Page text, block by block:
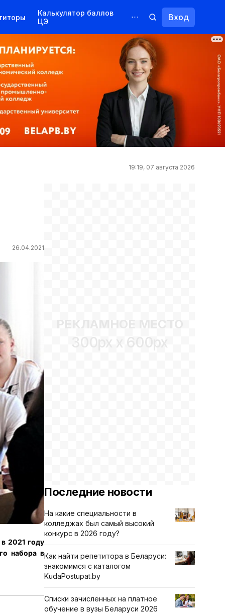
Калькулятор баллов
ЦЭ
Курсы
Переподготовка
Вход
19:19, 07 августа 2026
26.04.2021
2021 году
набора в
РЕКЛАМНОЕ МЕСТО
300px x 600px
Последние новости
На какие специальности в
колледжах был самый высокий
конкурс в 2026 году?
Как найти репетитора в Беларуси:
знакомимся с каталогом
KudaPostupat.by
Списки зачисленных на платное
обучение в вузы Беларуси 2026